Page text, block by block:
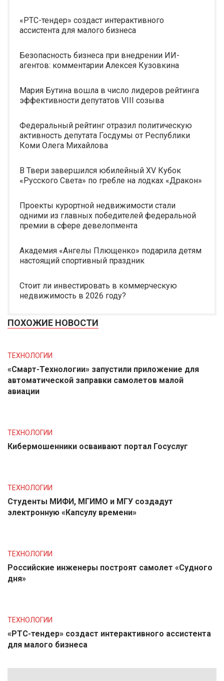
«РТС-тендер» создаст интерактивного
ассистента для малого бизнеса
Безопасность бизнеса при внедрении ИИ-
агентов: комментарии Алексея Кузовкина
Мария Бутина вошла в число лидеров рейтинга
эффективности депутатов VIII созыва
Федеральный рейтинг отразил политическую
активность депутата Госдумы от Республики
Коми Олега Михайлова
В Твери завершился юбилейный XV Кубок
«Русского Света» по гребле на лодках «Дракон»
Проекты курортной недвижимости стали
одними из главных победителей федеральной
премии в сфере девелопмента
Академия «Ангелы Плющенко» подарила детям
настоящий спортивный праздник
Стоит ли инвестировать в коммерческую
недвижимость в 2026 году?
ПОХОЖИЕ НОВОСТИ
ТЕХНОЛОГИИ
«Смарт-Технологии» запустили приложение для
автоматической заправки самолетов малой
авиации
ТЕХНОЛОГИИ
Кибермошенники осваивают портал Госуслуг
ТЕХНОЛОГИИ
Студенты МИФИ, МГИМО и МГУ создадут
электронную «Капсулу времени»
ТЕХНОЛОГИИ
Российские инженеры построят самолет «Судного
дня»
ТЕХНОЛОГИИ
«РТС-тендер» создаст интерактивного ассистента
для малого бизнеса